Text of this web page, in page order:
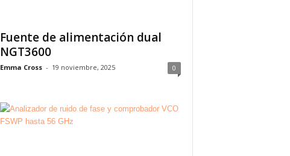
Fuente de alimentación dual
NGT3600
Emma Cross - 19 noviembre, 2025 0